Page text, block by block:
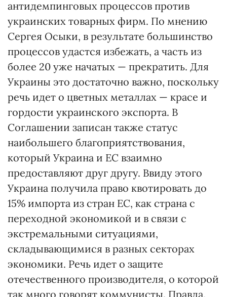
антидемпинговых процессов против
украинских товарных фирм. По мнению
Сергея Осыки, в результате большинство
процессов удастся избежать, а часть из
более 20 уже начатых — прекратить. Для
Украины это достаточно важно, поскольку
речь идет о цветных металлах — красе и
гордости украинского экспорта. В
Соглашении записан также статус
наибольшего благоприятствования,
который Украина и ЕС взаимно
предоставляют друг другу. Ввиду этого
Украина получила право квотировать до
15% импорта из стран ЕС, как страна с
переходной экономикой и в связи с
экстремальными ситуациями,
складывающимися в разных секторах
экономики. Речь идет о защите
отечественного производителя, о которой
так много говорят коммунисты. Правда,